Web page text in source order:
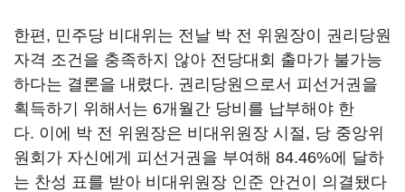
한편, 민주당 비대위는 전날 박 전 위원장이 권리당원
자격 조건을 충족하지 않아 전당대회 출마가 불가능
하다는 결론을 내렸다. 권리당원으로서 피선거권을
획득하기 위해서는 6개월간 당비를 납부해야 한
다. 이에 박 전 위원장은 비대위원장 시절, 당 중앙위
원회가 자신에게 피선거권을 부여해 84.46%에 달하
는 찬성 표를 받아 비대위원장 인준 안건이 의결됐다